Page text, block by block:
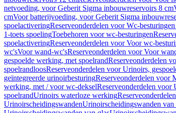
netvoeding, voor Geberit Sigma inbouwreservoirs 8 cm
cmVoor batterijvoeding, voor Geberit Sigma
spoelactiveringReserveonderdelen voor Wc-
1-toets spoelingToebehoren voor wc-besturingen
spoelactiveringReserveonderdelen voor Voor wc-
wc'sVoor wand-wc'sReserveonderdelen voor Voor
gespoelde werking, met spoelrandReserveonderdelen
spoelrandloosReserveonderdelen voor Urinoirs,
geïntegreerde urinoirbesturingReserveonderdelen voor
werking, met / voor wc-dekselReserveonderdelen voor
spoelrandUrinoirs waterloze werking
UrinoirscheidingswandenUrinoirscheidingswanden van